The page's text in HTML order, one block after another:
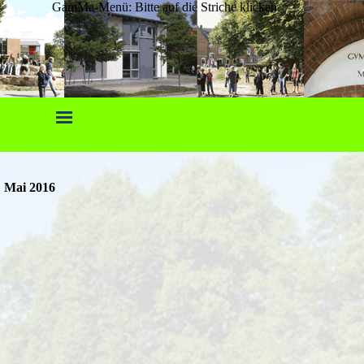
GamMa-Menü: Bitte auf die Striche klicken.
Mai 2016